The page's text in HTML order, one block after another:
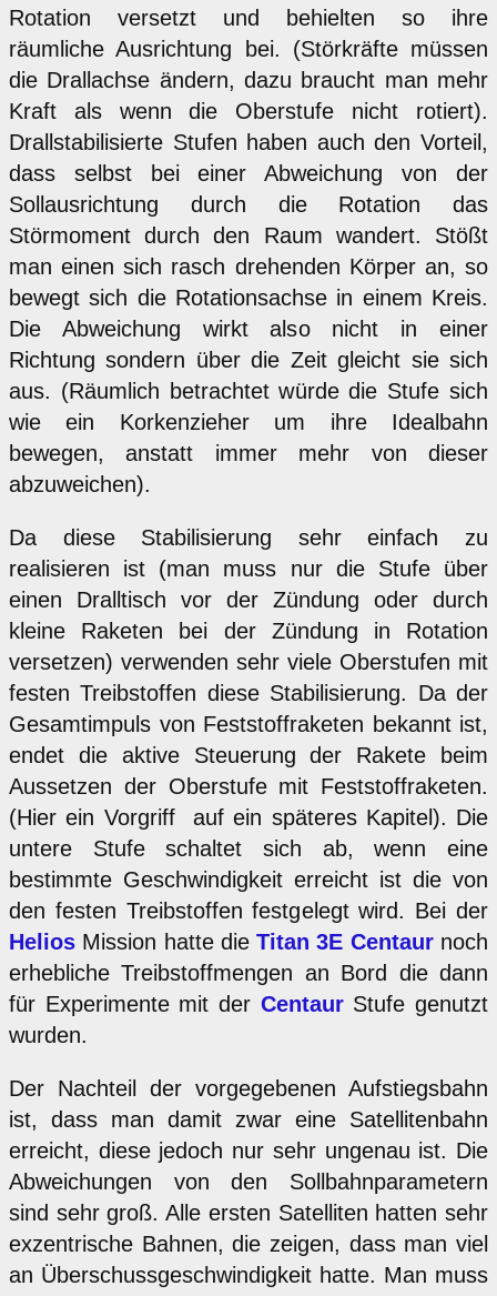
Rotation versetzt und behielten so ihre
räumliche Ausrichtung bei. (Störkräfte müssen
die Drallachse ändern, dazu braucht man mehr
Kraft als wenn die Oberstufe nicht rotiert).
Drallstabilisierte Stufen haben auch den Vorteil,
dass selbst bei einer Abweichung von der
Sollausrichtung durch die Rotation das
Störmoment durch den Raum wandert. Stößt
man einen sich rasch drehenden Körper an, so
bewegt sich die Rotationsachse in einem Kreis.
Die Abweichung wirkt also nicht in einer
Richtung sondern über die Zeit gleicht sie sich
aus. (Räumlich betrachtet würde die Stufe sich
wie ein Korkenzieher um ihre Idealbahn
bewegen, anstatt immer mehr von dieser
abzuweichen).
Da diese Stabilisierung sehr einfach zu
realisieren ist (man muss nur die Stufe über
einen Dralltisch vor der Zündung oder durch
kleine Raketen bei der Zündung in Rotation
versetzen) verwenden sehr viele Oberstufen mit
festen Treibstoffen diese Stabilisierung. Da der
Gesamtimpuls von Feststoffraketen bekannt ist,
endet die aktive Steuerung der Rakete beim
Aussetzen der Oberstufe mit Feststoffraketen.
(Hier ein Vorgriff auf ein späteres Kapitel). Die
untere Stufe schaltet sich ab, wenn eine
bestimmte Geschwindigkeit erreicht ist die von
den festen Treibstoffen festgelegt wird. Bei der
Helios Mission hatte dieTitan 3E Centaurnoch
erhebliche Treibstoffmengen an Bord die dann
für Experimente mit der CentaurStufe genutzt
wurden.
Der Nachteil der vorgegebenen Aufstiegsbahn
ist, dass man damit zwar eine Satellitenbahn
erreicht, diese jedoch nur sehr ungenau ist. Die
Abweichungen von den Sollbahnparametern
sind sehr groß. Alle ersten Satelliten hatten sehr
exzentrische Bahnen, die zeigen, dass man viel
an Überschussgeschwindigkeit hatte. Man muss